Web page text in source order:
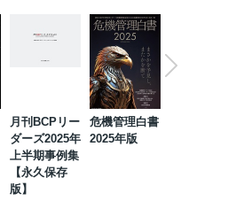
月刊BCPリー
ダーズ2025年
上半期事例集
【永久保存
版】
危機管理白書
2025年版